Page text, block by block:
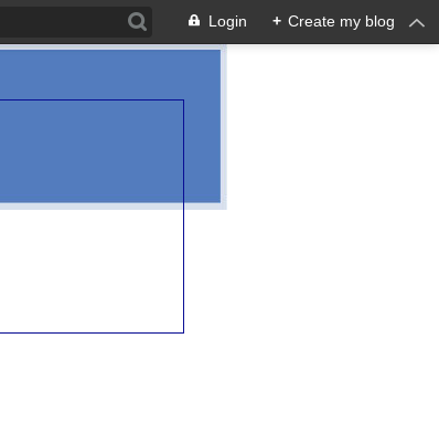
Login + Create my blog